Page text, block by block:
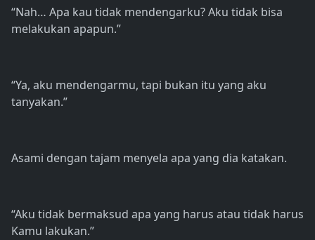
“Nah… Apa kau tidak mendengarku? Aku tidak bisa
melakukan apapun.”
“Ya, aku mendengarmu, tapi bukan itu yang aku
tanyakan.”
Asami dengan tajam menyela apa yang dia katakan.
“Aku tidak bermaksud apa yang harus atau tidak harus
Kamu lakukan.”